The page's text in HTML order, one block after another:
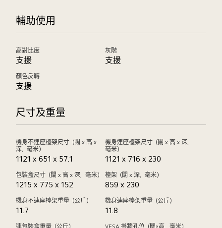
輔助使用
高對比度
支援
灰階
支援
顏色反轉
支援
尺寸及重量
機身不連座檯架尺寸（闊 x 高 x
深，毫米）
1121 x 651 x 57.1
機身連座檯架尺寸（闊 x 高 x 深，
毫米）
1121 x 716 x 230
包裝盒尺寸（闊 x 高 x 深，毫米）
1215 x 775 x 152
檯架（闊 x 深，毫米）
859 x 230
機身不連座檯架重量（公斤）
11.7
機身連座檯架重量（公斤）
11.8